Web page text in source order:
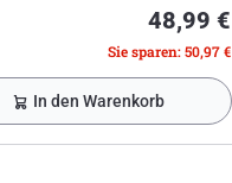
48,99 €
Sie sparen: 50,97 €
In den Warenkorb